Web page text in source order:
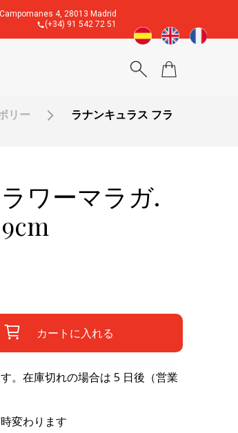
4, 28013 Madrid
(+34) 91 542 72 51
リー ラナンキュラス フラ
ワーマラガ.
カートに入れる
。在庫切れの場合は 5 日後（営業
変わります